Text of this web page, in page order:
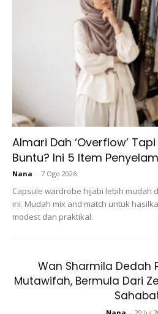
Almari Dah ‘Overflow’
Buntu? Ini 5 Item
Nana - 7 Ogo 2026
Capsule wardrobe hijabi lebih mudah
ini. Mudah mix and match untuk
modest dan praktikal.
Wan Sharmila Dedah
Mutawifah, Bermula Dari